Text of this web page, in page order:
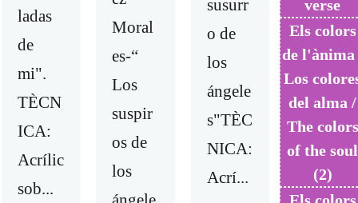
ladas
de
mi".
TÈCN
ICA:
Acrílic
sob...
Moral
es-“
Los
suspir
os de
los
susurr
o de
los
ángele
s"TÈC
NICA:
Acrí...
verse
Els colors
de l'ànima
Los
del alma /
The colors
of the soul
(2)